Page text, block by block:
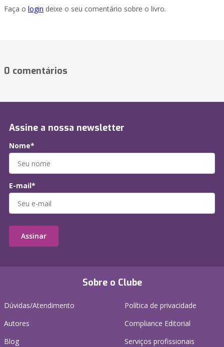
Faça o login deixe o seu comentário sobre o livro.
0 comentários
Sobre o Clube
Dúvidas/Atendimento
Autores
Blog
Política de privacidade
Compliance Editorial
Serviços profissionais
Assine a nossa newsletter
Nome*
E-mail*
Assinar